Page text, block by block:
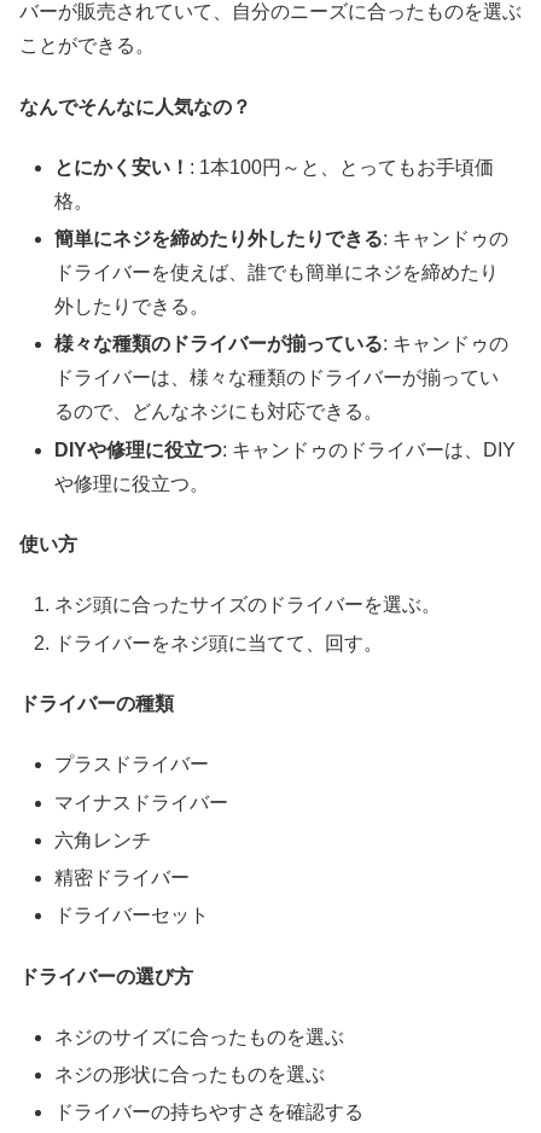
バーが販売されていて、自分のニーズに合ったものを選ぶ
ことができる。
なんでそんなに人気なの？
とにかく安い！ : 1本100円～と、とってもお手頃価
格。
簡単にネジを締めたり外したりできる: キャンドゥの
ドライバーを使えば、誰でも簡単にネジを締めたり
外したりできる。
様々な種類のドライバーが揃っている: キャンドゥの
ドライバーは、様々な種類のドライバーが揃ってい
るので、どんなネジにも対応できる。
DIYや修理に役立つ: キャンドゥのドライバーは、DIY
や修理に役立つ。
使い方
ネジ頭に合ったサイズのドライバーを選ぶ。
ドライバーをネジ頭に当てて、回す。
ドライバーの種類
プラスドライバー
マイナスドライバー
六角レンチ
精密ドライバー
ドライバーセット
ドライバーの選び方
ネジのサイズに合ったものを選ぶ
ネジの形状に合ったものを選ぶ
ドライバーの持ちやすさを確認する